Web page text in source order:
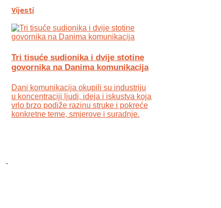
Vijesti
Tri tisuće sudionika i dvije stotine
govornika na Danima komunikacija
Dani komunikacija okupili su industriju
u koncentraciji ljudi, ideja i iskustva koja
vrlo brzo podiže razinu struke i pokreće
konkretne teme, smjerove i suradnje.
.